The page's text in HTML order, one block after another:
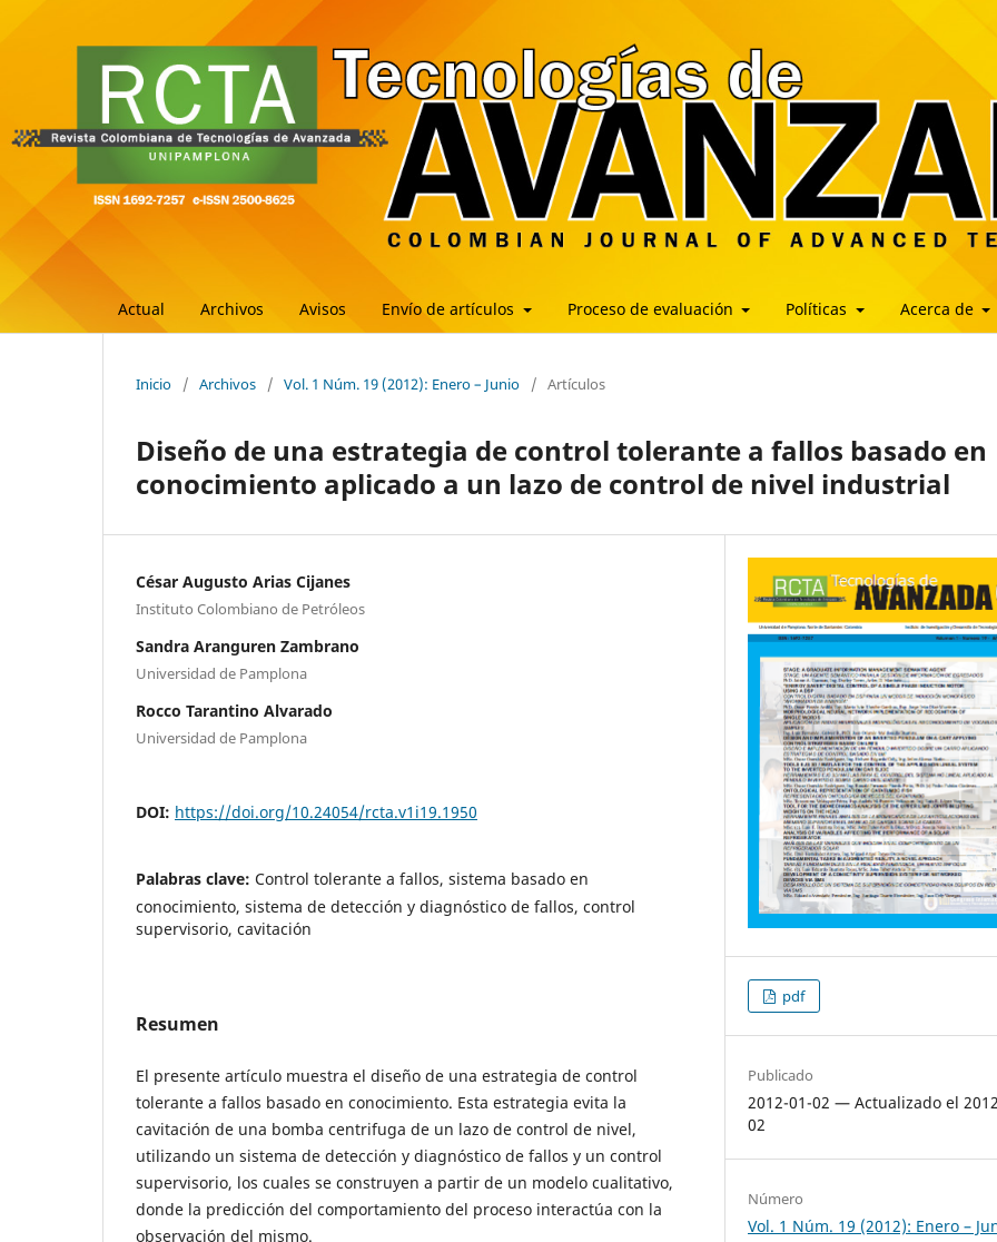
Actual Archivos Avisos Envío de artículos Proceso de evaluación Políticas Acerca de
Inicio / Archivos / Vol. 1 Núm. 19 (2012): Enero – Junio / Artículos
Diseño de una estrategia de control tolerante a fallos basado en
conocimiento aplicado a un lazo de control de nivel industrial
César Augusto Arias Cijanes
Instituto Colombiano de Petróleos
Sandra Aranguren Zambrano
Universidad de Pamplona
Rocco Tarantino Alvarado
Universidad de Pamplona
DOI: https://doi.org/10.24054/rcta.v1i19.1950
Palabras clave: Control tolerante a fallos, sistema basado en
conocimiento, sistema de detección y diagnóstico de fallos, control
supervisorio, cavitación
Resumen
El presente artículo muestra el diseño de una estrategia de control
tolerante a fallos basado en conocimiento. Esta estrategia evita la
cavitación de una bomba centrifuga de un lazo de control de nivel,
utilizando un sistema de detección y diagnóstico de fallos y un control
supervisorio, los cuales se construyen a partir de un modelo cualitativo,
donde la predicción del comportamiento del proceso interactúa con la
observación del mismo.
pdf
Publicado
2012-01-02 — Actualizado el
02
Número
Vol. 1 Núm. 19 (2012): Enero –